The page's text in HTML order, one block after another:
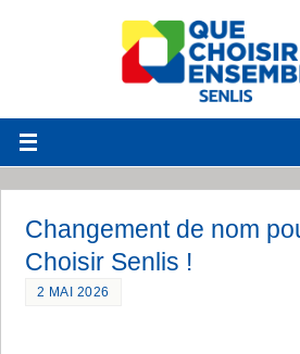
Changement de nom
Choisir Senlis !
2 MAI 2026